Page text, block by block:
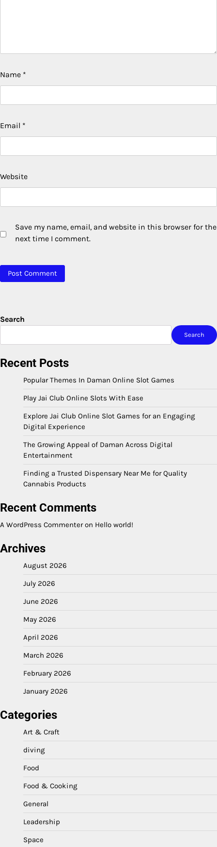
Name *
Email *
Website
Save my name, email, and website in this browser for the
next time I comment.
Search
Search
Recent Posts
Popular Themes In Daman Online Slot Games
Play Jai Club Online Slots With Ease
Explore Jai Club Online Slot Games for an Engaging
Digital Experience
The Growing Appeal of Daman Across Digital
Entertainment
Finding a Trusted Dispensary Near Me for Quality
Cannabis Products
Recent Comments
A WordPress Commenteron Hello world!
Archives
August 2026
July 2026
June 2026
May 2026
April 2026
March 2026
February 2026
January 2026
Categories
Art & Craft
diving
Food
Food & Cooking
General
Leadership
Space